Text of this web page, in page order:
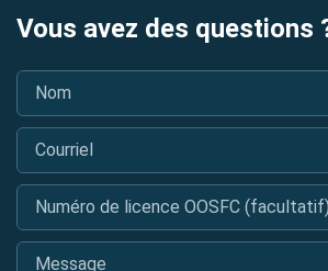
Vous avez des questions
Nom
Courriel
Numéro de licence OOSFC (facultatif)
Message